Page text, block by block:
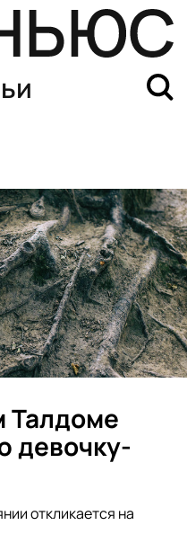
Талдоме
девочку-
откликается на
в отборочном